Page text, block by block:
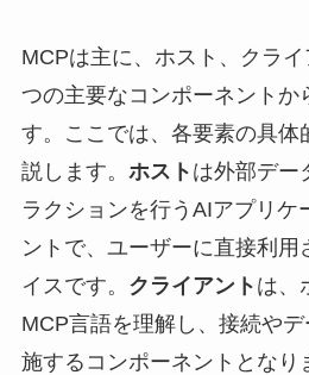
MCPは主に、ホスト、クラ
つの主要なコンポーネントか
す。ここでは、各要素の具体
説します。 ホスト は外部デー
ラクションを行うAIアプリケ
ントで、ユーザーに直接利用
イスです。 クライアント は、
MCP言語を理解し、接続や
施するコンポーネントとなり